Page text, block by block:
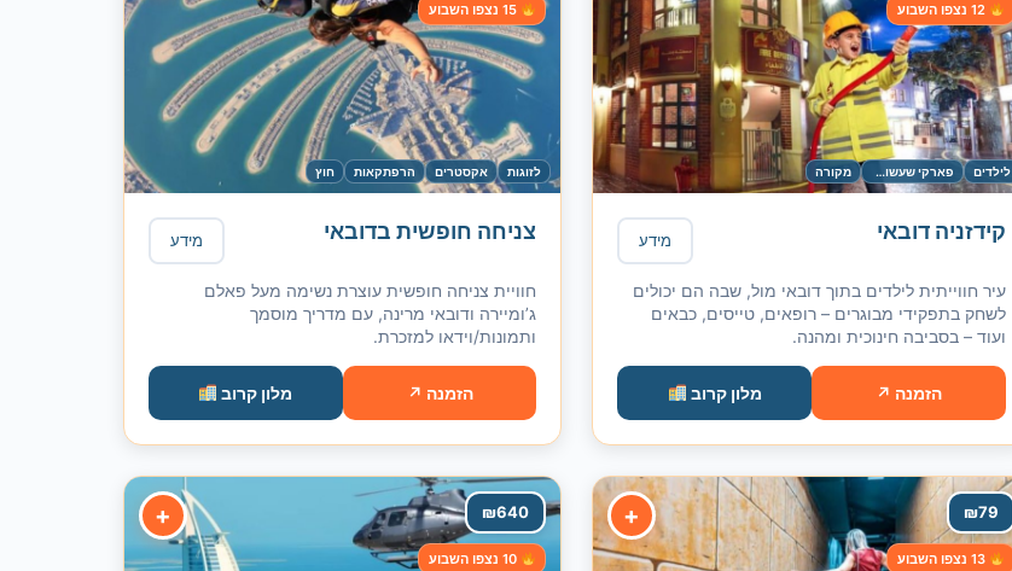
לילדים פארקי שעשועים מקורה
קידזניה דובאי מידע
עיר חווייתית לילדים בתוך דובאי מול, שבה הם יכולים
לשחק בתפקידי מבוגרים – רופאים, טייסים, כבאים
ועוד – בסביבה חינוכית ומהנה.
הזמנה ↗ מלון קרוב
15 נצפו השבוע
לזוגות אקסטרים הרפתקאות חוץ
צניחה חופשית בדובאי מידע
חוויית צניחה חופשית עוצרת נשימה מעל פאלם
ג’ומיירה ודובאי מרינה, עם מדריך מוסמך
ותמונות/וידאו למזכרת.
הזמנה ↗ מלון קרוב
+ 79
₪
+ 640
₪
10 נצפו השבוע